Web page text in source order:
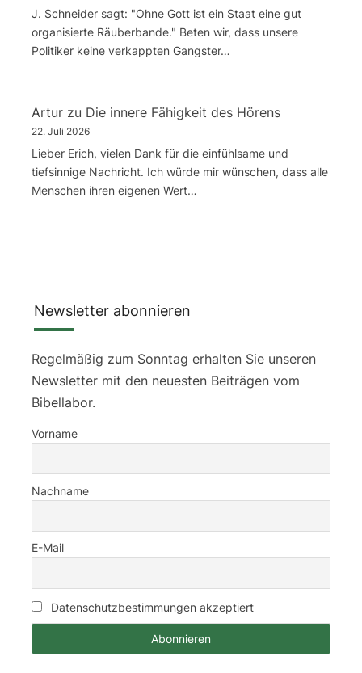
J. Schneider sagt: "Ohne Gott ist ein Staat eine gut
organisierte Räuberbande." Beten wir, dass unsere
Politiker keine verkappten Gangster…
Artur zu Die innere Fähigkeit des Hörens
22. Juli 2026
Lieber Erich, vielen Dank für die einfühlsame und
tiefsinnige Nachricht. Ich würde mir wünschen, dass alle
Menschen ihren eigenen Wert…
Newsletter abonnieren
Regelmäßig zum Sonntag erhalten Sie unseren
Newsletter mit den neuesten Beiträgen vom
Bibellabor.
Vorname
Nachname
E-Mail
Datenschutzbestimmungen akzeptiert